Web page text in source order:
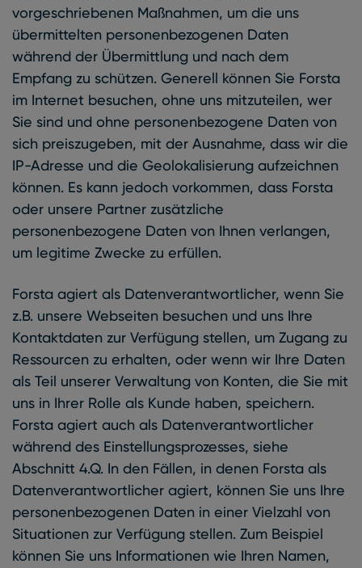
vorgeschriebenen Maßnahmen, um die uns
übermittelten personenbezogenen Daten
während der Übermittlung und nach dem
Empfang zu schützen. Generell können Sie Forsta
im Internet besuchen, ohne uns mitzuteilen, wer
Sie sind und ohne personenbezogene Daten von
sich preiszugeben, mit der Ausnahme, dass wir die
IP-Adresse und die Geolokalisierung aufzeichnen
können. Es kann jedoch vorkommen, dass Forsta
oder unsere Partner zusätzliche
personenbezogene Daten von Ihnen verlangen,
um legitime Zwecke zu erfüllen.
Forsta agiert als Datenverantwortlicher, wenn Sie
z.B. unsere Webseiten besuchen und uns Ihre
Kontaktdaten zur Verfügung stellen, um Zugang zu
Ressourcen zu erhalten, oder wenn wir Ihre Daten
als Teil unserer Verwaltung von Konten, die Sie mit
uns in Ihrer Rolle als Kunde haben, speichern.
Forsta agiert auch als Datenverantwortlicher
während des Einstellungsprozesses, siehe
Abschnitt 4.Q. In den Fällen, in denen Forsta als
Datenverantwortlicher agiert, können Sie uns Ihre
personenbezogenen Daten in einer Vielzahl von
Situationen zur Verfügung stellen. Zum Beispiel
können Sie uns Informationen wie Ihren Namen,